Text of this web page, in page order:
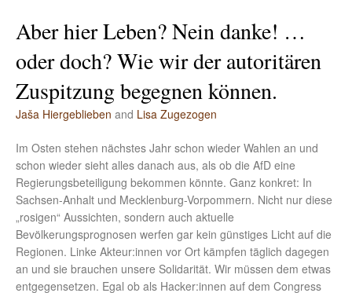
Aber hier Leben? Nein danke! …
oder doch? Wie wir der autoritären
Zuspitzung begegnen können.
Jaša Hiergeblieben and Lisa Zugezogen
Im Osten stehen nächstes Jahr schon wieder Wahlen an und
schon wieder sieht alles danach aus, als ob die AfD eine
Regierungsbeteiligung bekommen könnte. Ganz konkret: In
Sachsen-Anhalt und Mecklenburg-Vorpommern. Nicht nur diese
„rosigen“ Aussichten, sondern auch aktuelle
Bevölkerungsprognosen werfen gar kein günstiges Licht auf die
Regionen. Linke Akteur:innen vor Ort kämpfen täglich dagegen
an und sie brauchen unsere Solidarität. Wir müssen dem etwas
entgegensetzen. Egal ob als Hacker:innen auf dem Congress